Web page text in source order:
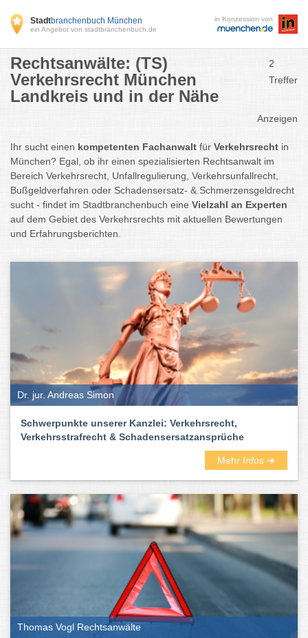
Stadtbranchenbuch München
ein Angebot von stadtbranchenbuch.de
in Konzession von
Rechtsanwälte: (TS)
Verkehrsrecht München
Landkreis und in der Nähe
2
Treffer
Anzeigen
Ihr sucht einen kompetenten Fachanwalt für Verkehrsrecht in
München? Egal, ob ihr einen spezialisierten Rechtsanwalt im
Bereich Verkehrsrecht, Unfallregulierung, Verkehrsunfallrecht,
Bußgeldverfahren oder Schadensersatz- & Schmerzensgeldrecht
sucht - findet im Stadtbranchenbuch eine Vielzahl an Experten
auf dem Gebiet des Verkehrsrechts mit aktuellen Bewertungen
und Erfahrungsberichten.
Dr. jur. Andreas Simon
Schwerpunkte unserer Kanzlei: Verkehrsrecht,
Verkehrsstrafrecht & Schadensersatzansprüche
Mehr Infos ➜
Thomas Vogl Rechtsanwälte